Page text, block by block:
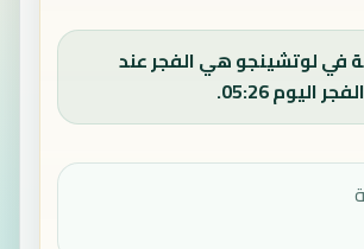
في لوتشينجو هي الفجر عند